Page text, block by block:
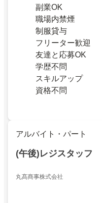
副業OK
職場内禁煙
制服貸与
フリーター歓迎
友達と応募OK
学歴不問
スキルアップ
資格不問
アルバイト・パート
(午後)レジスタッフ
丸髙商事株式会社